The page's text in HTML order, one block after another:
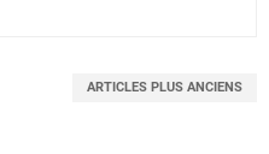
ARTICLES PLUS ANCIENS